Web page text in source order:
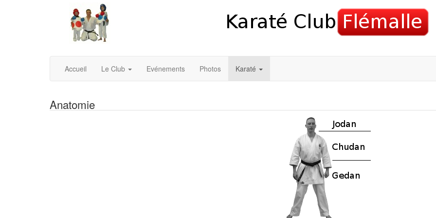
Accueil Le Club Evénements Photos Karaté
Anatomie